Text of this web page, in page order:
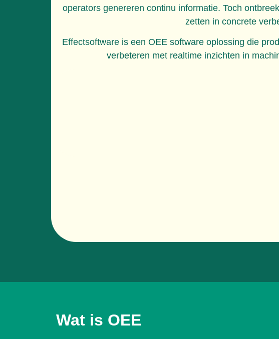
operators genereren continu informatie. Toch
zetten in concrete
Effectsoftware is een OEE software oplossing die
verbeteren met realtime inzichten in
Met duidelijke OEE dashboards, slimme analyses
Wat is OEE